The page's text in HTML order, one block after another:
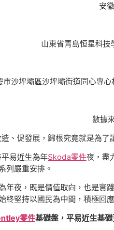
安
山東省青島恒星科
市沙坪壩區沙坪壩街道同心專
數據
、促發展，歸根究竟就是為了
易近生為年Skoda零件夜，盡
列嚴重安排。
年夜，既是價值取向，也是實
終堅持以國民為中間，積極回
零件基礎盤，平易近生基